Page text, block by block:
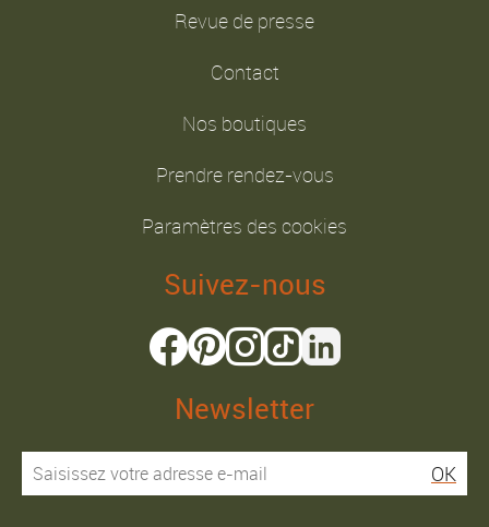
Revue de presse
Contact
Nos boutiques
Prendre rendez-vous
Paramètres des cookies
Suivez-nous
Newsletter
OK